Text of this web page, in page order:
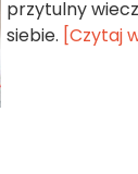
przytulny
siebie. [Czytaj